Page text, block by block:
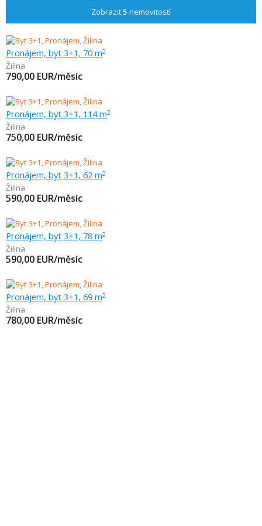
Zobrazit5 nemovitostí
Pronájem, byt 3+1, 70 m2
Žilina
790,00 EUR/měsíc
Pronájem, byt 3+1, 114 m2
Žilina
750,00 EUR/měsíc
Pronájem, byt 3+1, 62 m2
Žilina
590,00 EUR/měsíc
Pronájem, byt 3+1, 78 m2
Žilina
590,00 EUR/měsíc
Pronájem, byt 3+1, 69 m2
Žilina
780,00 EUR/měsíc